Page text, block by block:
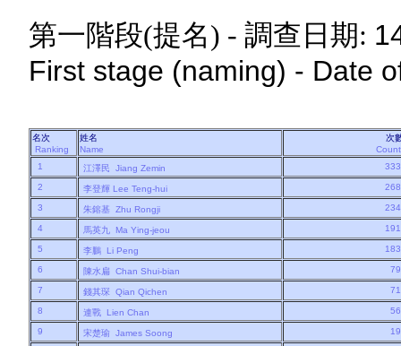
第一階段(提名) - 調查日期:
First stage (naming) - Date
名次
Ranking
姓名
Name
次
1
江澤民 Jiang Zemin
2 李登輝 Lee Teng-hui
3 朱鎔基 Zhu Rongji
4 馬英九 Ma Ying-jeou
5 李鵬 Li Peng
6 陳水扁 Chan Shui-bian
7 錢其琛 Qian Qichen
8 連戰 Lien Chan
9 宋楚瑜 James Soong